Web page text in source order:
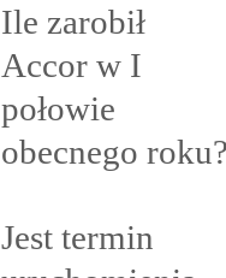
Ile zarobił
Accor w I
połowie
obecnego
Jest termin